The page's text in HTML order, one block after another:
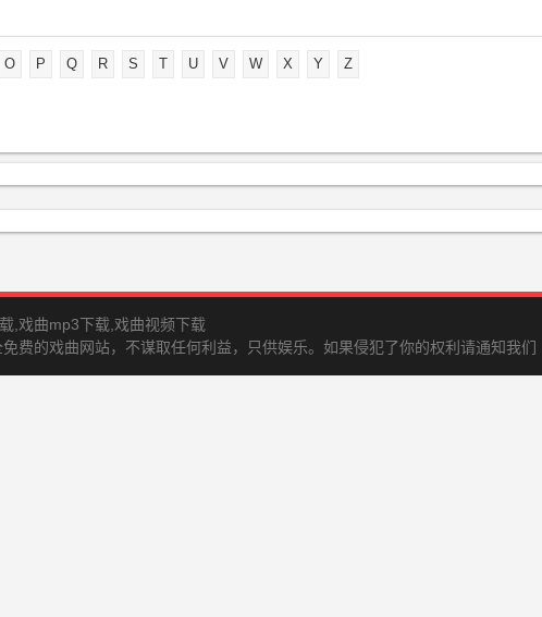
O P Q R S T U V W X Y Z
,戏曲mp3下载,戏曲视频下载
费的戏曲网站，不谋取任何利益，只供娱乐。如果侵犯了你的权利请通知我们